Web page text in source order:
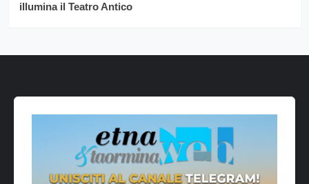
illumina il Teatro Antico